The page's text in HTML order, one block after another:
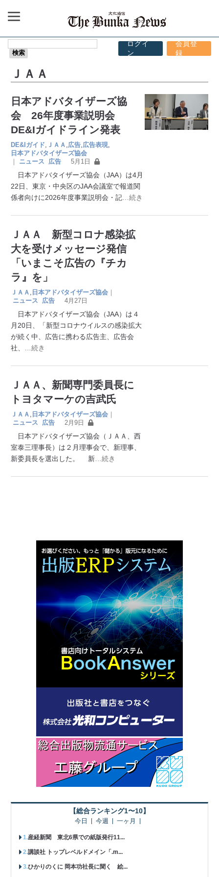
ログイ
ン
会員登
録
ＪＡＡ
日本アドバタイザーズ協
会 26年度事業説明会
DE&Iガイドライン発表
DE&Iガイド ＪＡＡ 広告 広告表現
日本アドバタイザーズ協会
｜
ニュース 広告 5月1日
日本アドバタイザーズ協会（JAA）は4月
22日、東京・中央区のJAA会議室で報道関
係者向けに2026年度事業説明会・記 …続き
ＪＡＡ 新型コロナ感染拡
大を受けメッセージ発信
「いまこそ広告の『チカ
ラ』を」
ＪＡＡ 日本アドバタイザーズ協会 ｜
ニュース
広告 4月27日
日本アドバタイザーズ協会（JAA）は４
月20日、「新型コロナウイルスの感染拡大
が続く中、広告に携わる広告主、広告会
社、
…続き
ＪＡＡ、新聞専門委員長に
トヨタマーケの吉武氏
ＪＡＡ 日本アドバタイザーズ協会 ｜
ニュース
広告 2月9日
日本アドバタイザーズ協会（ＪＡＡ、西
室泰三理事長）は２月理事会で、新理事、
新委員長を選出した。 新 …続き
【総合ランキング1〜10】
今日 今週 一ヶ月
産経新聞 東北6県での紙版発行11...
講談社 トップレベルドメイン「.m...
ひかりのくに 岡本功社長に聞く 絵...